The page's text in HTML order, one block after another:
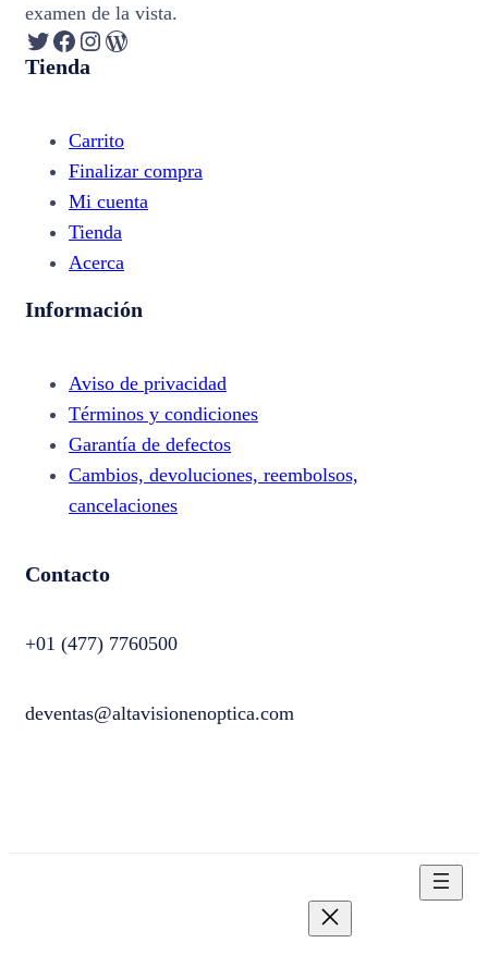
examen de la vista.
Twitter Facebook Instagram WordPress
Tienda
Carrito
Finalizar compra
Mi cuenta
Tienda
Acerca
Información
Aviso de privacidad
Términos y condiciones
Garantía de defectos
Cambios, devoluciones, reembolsos,
cancelaciones
Contacto
+01 (477) 7760500
deventas@altavisionenoptica.com